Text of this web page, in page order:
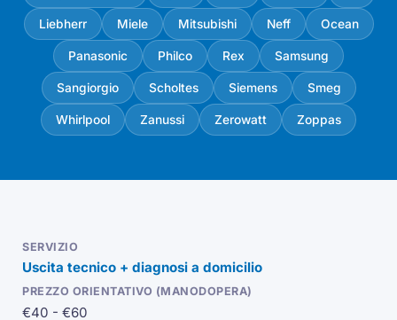
Liebherr Miele Mitsubishi Neff Ocean
Panasonic Philco Rex Samsung
Sangiorgio Scholtes Siemens Smeg
Whirlpool Zanussi Zerowatt Zoppas
Uscita tecnico + diagnosi a domicilio
€40 - €60